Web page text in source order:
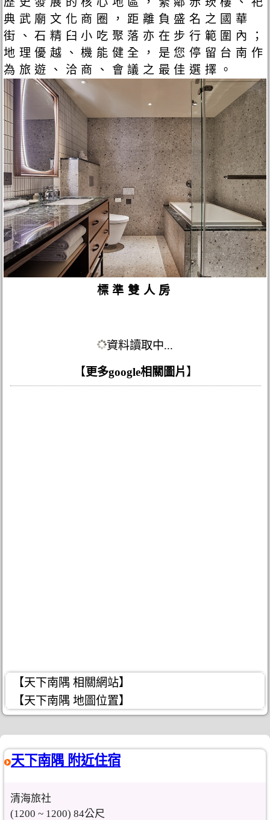
典武廟文化商圈，距離負盛名之國華
街、石精臼小吃聚落亦在步行範圍內；
地理優越、機能健全，是您停留台南作
為旅遊、洽商、會議之最佳選擇。
標準雙人房
資料讀取中...
【 更多google相關圖片 】
【天下南隅 相關網站】
【天下南隅 地圖位置】
天下南隅 附近住宿
清海旅社
(1200 ~ 1200) 84公尺